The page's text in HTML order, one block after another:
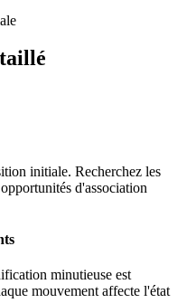
initiale. Recherchez les
d'association
minutieuse est
mouvement affecte l'état